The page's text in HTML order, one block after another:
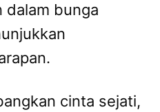
dalam bunga
cinta sejati,